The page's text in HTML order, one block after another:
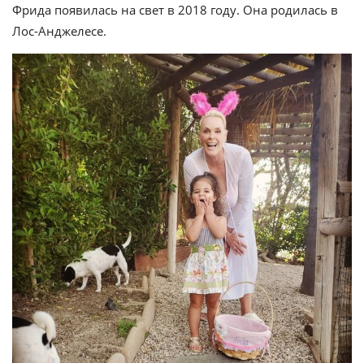
Фрида появилась на свет в 2018 году. Она родилась в
Лос-Анджелесе.